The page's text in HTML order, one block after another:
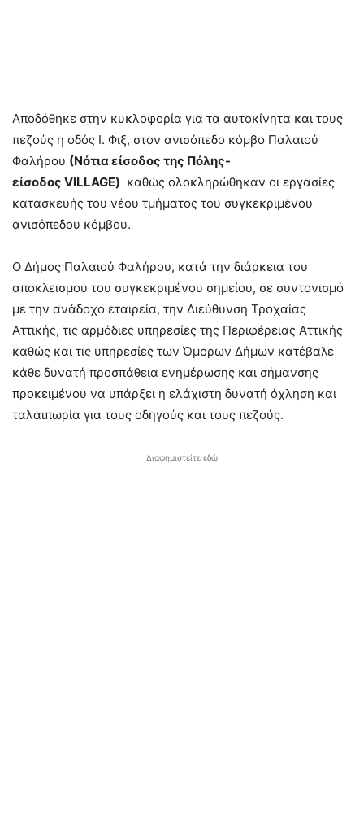
Αποδόθηκε στην κυκλοφορία για τα αυτοκίνητα και τους
πεζούς η οδός I. Φιξ, στον ανισόπεδο κόμβο Παλαιού
Φαλήρου (Νότια είσοδος της Πόλης-
είσοδος VILLAGE) καθώς ολοκληρώθηκαν οι εργασίες
κατασκευής του νέου τμήματος του συγκεκριμένου
ανισόπεδου κόμβου.
Ο Δήμος Παλαιού Φαλήρου, κατά την διάρκεια του
αποκλεισμού του συγκεκριμένου σημείου, σε συντονισμό
με την ανάδοχο εταιρεία, την Διεύθυνση Τροχαίας
Αττικής, τις αρμόδιες υπηρεσίες της Περιφέρειας Αττικής
καθώς και τις υπηρεσίες των Όμορων Δήμων κατέβαλε
κάθε δυνατή προσπάθεια ενημέρωσης και σήμανσης
προκειμένου να υπάρξει η ελάχιστη δυνατή όχληση και
ταλαιπωρία για τους οδηγούς και τους πεζούς.
Διαφημιστείτε εδώ